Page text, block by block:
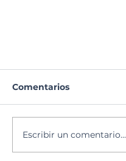
Comentarios
Escribir un comentario...